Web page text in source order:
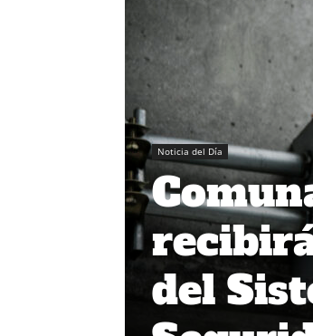
Noticia del Día
del